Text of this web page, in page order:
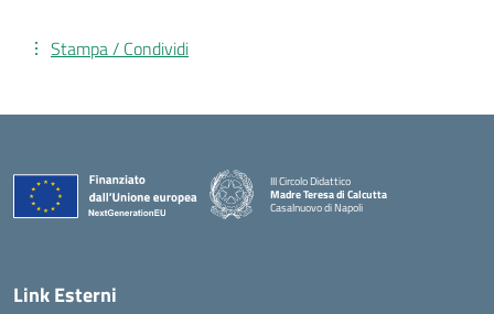
Stampa / Condividi
III Circolo Didattico
Madre Teresa di Calcutta
Casalnuovo di Napoli
— Visita la pagina iniziale della scuola
Link Esterni